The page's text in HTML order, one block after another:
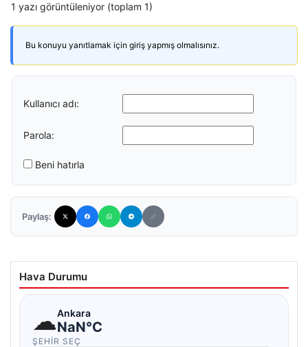
1 yazı görüntüleniyor (toplam 1)
Bu konuyu yanıtlamak için giriş yapmış olmalısınız.
Kullanıcı adı:
Parola:
Beni hatırla
Paylaş:
Hava Durumu
☁Ankara
NaN°C
ŞEHIR SEÇ